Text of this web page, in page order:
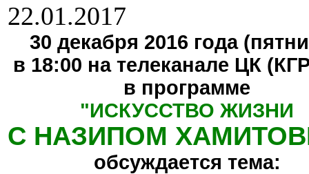
22.01.2017
30 декабря 2016 года
в 18:00 на телеканале ЦК
в программе
"ИСКУССТВО ЖИЗНИ
С НАЗИПОМ
обсуждается тема: